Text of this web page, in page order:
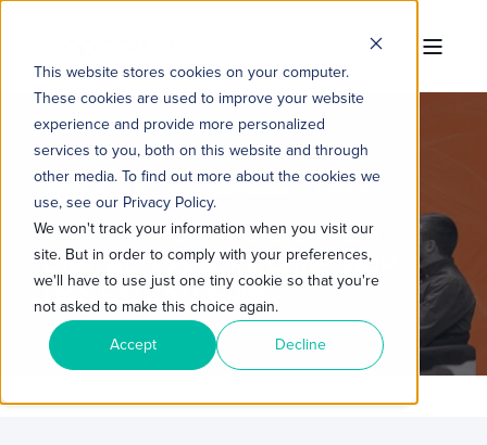
This website stores cookies on your computer.
These cookies are used to improve your website
experience and provide more personalized
services to you, both on this website and through
other media. To find out more about the cookies we
use, see our Privacy Policy.
We won't track your information when you visit our
site. But in order to comply with your preferences,
we'll have to use just one tiny cookie so that you're
not asked to make this choice again.
Accept Decline
MARKETING TRADICIONAL X
DIGITAL: EXPLORE O MELHOR
DAS ESTRATÉGIAS